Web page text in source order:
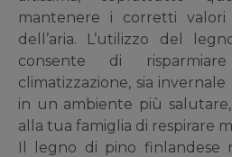
mantenere i corretti
dell’aria. L’utilizzo del
consente di
climatizzazione, sia
in un ambiente più
alla tua famiglia di respirare
Il legno di pino finlandese